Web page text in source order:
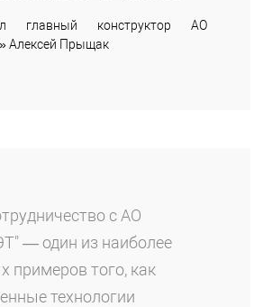
главный конструктор АО
Алексей Прыщак
с АО
— один из наиболее
примеров того, как
технологии